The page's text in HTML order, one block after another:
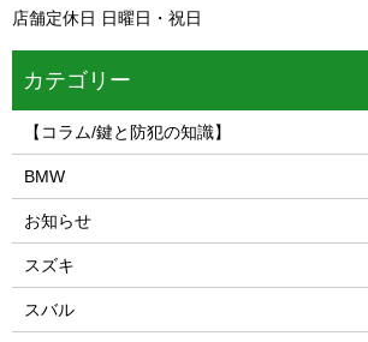
店舗定休日 日曜日・祝日
カテゴリー
【コラム/鍵と防犯の知識】
BMW
お知らせ
スズキ
スバル